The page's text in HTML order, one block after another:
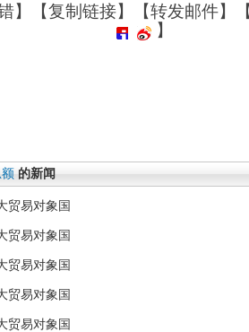
】【复制链接】【转发邮件】
】
的新闻
贸易对象国
贸易对象国
贸易对象国
贸易对象国
贸易对象国